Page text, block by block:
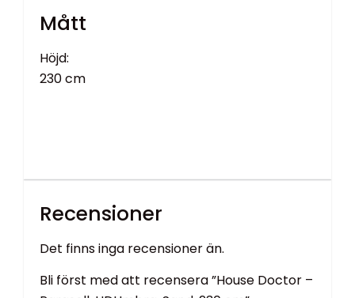
Mått
Höjd:
230 cm
Recensioner
Det finns inga recensioner än.
Bli först med att recensera ”House Doctor –